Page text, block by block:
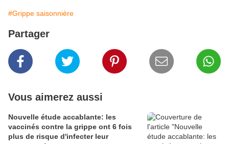
#Grippe saisonnière
Partager
Vous aimerez aussi
Nouvelle étude accablante: les
vaccinés contre la grippe ont 6 fois
plus de risque d'infecter leur